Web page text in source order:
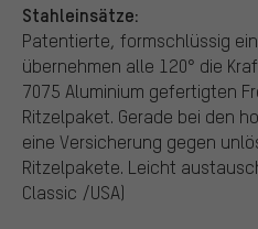
Stahleinsätze:
Patentierte, formschlüssig
übernehmen alle 120° die
7075 Aluminium gefertigten
Ritzelpaket. Gerade bei den
eine Versicherung gegen
Ritzelpakete. Leicht
Classic /USA)